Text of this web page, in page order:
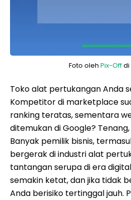
Foto oleh Pix-Offdi
Toko alat pertukangan Anda
Kompetitor di marketplace
ranking teratas, sementara
ditemukan di Google?
Banyak pemilik bisnis,
bergerak di industri alat
tantangan serupa di era
semakin ketat, dan jika tidak
Anda berisiko tertinggal jauh.